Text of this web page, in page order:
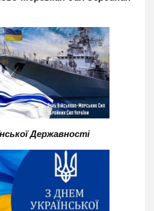
Державності